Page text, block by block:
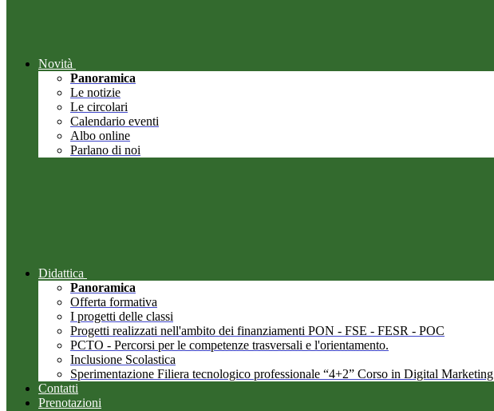
Novità
Panoramica
Le notizie
Le circolari
Calendario eventi
Albo online
Parlano di noi
Didattica
Panoramica
Offerta formativa
I progetti delle classi
Progetti realizzati nell'ambito dei finanziamenti PON - FSE - FESR - POC
PCTO - Percorsi per le competenze trasversali e l'orientamento.
Inclusione Scolastica
Sperimentazione Filiera tecnologico professionale “4+2” Corso in Digital Marketing
Contatti
Prenotazioni